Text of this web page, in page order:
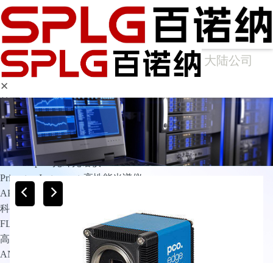
大陆公司
✕
首页
产品中心
光谱仪
Arcoptix傅里叶变换红外光谱仪
Ocean Optics光纤光谱仪
Princeton Instruments高性能光谱仪
APE光谱仪
科学成像
FLIM相机
高灵敏相机
ANDOR